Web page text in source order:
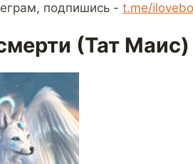
подпишись - t.me/
(Тат Маис)